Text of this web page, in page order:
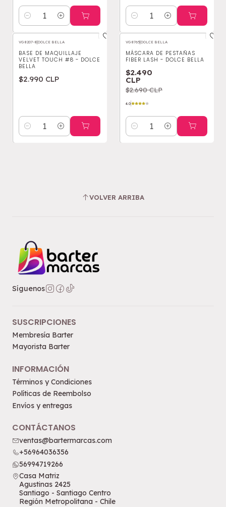
Cantidad Cantidad
VG8207-8|DOLCE BELLA
BASE DE MAQUILLAJE
VELVET TOUCH #8 - DOLCE
BELLA
$2.990 CLP
Cantidad
-7% OFF
VG8765|DOLCE BELLA
MÁSCARA DE PESTAÑAS
FIBER LASH - DOLCE BELLA
$2.490
CLP
$2.690 CLP
4.0
Cantidad
VOLVER ARRIBA
Síguenos
SUSCRIPCIONES
Membresía Barter
Mayorista Barter
INFORMACIÓN
Términos y Condiciones
Políticas de Reembolso
Envíos y entregas
CONTÁCTANOS
ventas@bartermarcas.com
+56964036356
56994719266
Casa Matriz
Agustinas 2425
Santiago - Santiago Centro
Región Metropolitana - Chile